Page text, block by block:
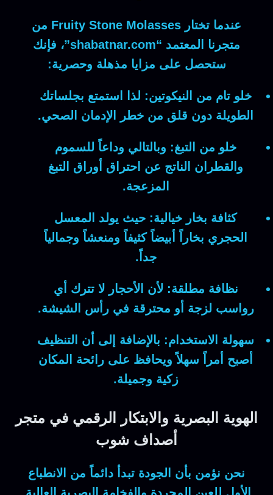
عندما تختار Fruity Stone Molasses من
متجرنا المعتمد “shabatnar.com”،
فإنك
ستحصل على مزايا مذهلة وحصرية:
خلو تام من النيكوتين: لذا
استمتع بجلساتك
الطويلة دون قلق من خطر الإدمان الصحي.
خلو من التبغ: وبالتالي وداعاً للسموم
والقطران الناتج عن احتراق أوراق التبغ
المزعجة.
كثافة بخار خيالية: حيث يولد المعسل
الحجري بخاراً أبيضاً كثيفاً ومنعشاً وجمالياً
جداً.
نظافة مطلقة: لأن الأحجار لا تترك أي
رواسب لزجة أو محترقة في رأس الشيشة.
سهولة الاستخدام: بالإضافة إلى أن التنظيف
أصبح أمراً سهلاً ويحافظ على رائحة المكان
زكية وجميلة.
الهوية البصرية والابتكار الرقمي في متجر
أصداف شوب
نحن نؤمن بأن الجودة تبدأ دائماً من الانطباع